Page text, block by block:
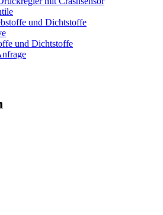
und Dichtstoffe
und Dichtstoffe